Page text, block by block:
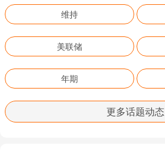
维持
美联储
年期
更多话题动态